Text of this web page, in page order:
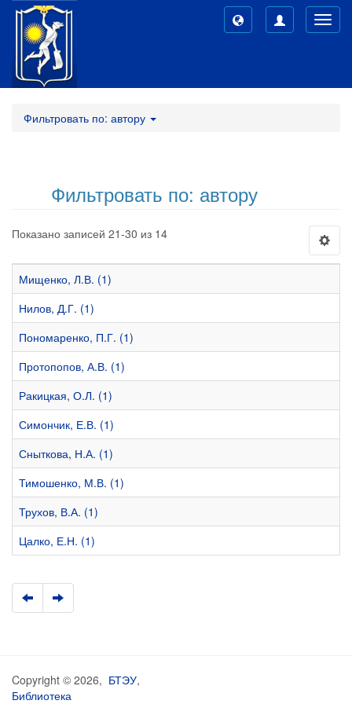
Фильтровать по: автору
Фильтровать по: автору
Показано записей 21-30 из 14
Мищенко, Л.В. (1)
Нилов, Д.Г. (1)
Пономаренко, П.Г. (1)
Протопопов, А.В. (1)
Ракицкая, О.Л. (1)
Симончик, Е.В. (1)
Сныткова, Н.А. (1)
Тимошенко, М.В. (1)
Трухов, В.А. (1)
Цалко, Е.Н. (1)
Copyright © 2026, БТЭУ,
Библиотека